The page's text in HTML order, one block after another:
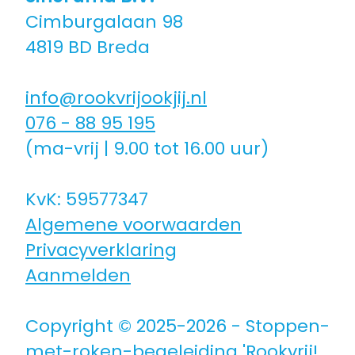
Coaching icm kinderwens | zwanger
Voor jongeren
Voor de zorg | bedrijven
Voor coaches
Cimburgalaan 98
4819 BD Breda
info@rookvrijookjij.nl
076 - 88 95 195
(ma-vrij | 9.00 tot 16.00 uur)
KvK: 59577347
Algemene voorwaarden
Privacyverklaring
Aanmelden
Copyright © 2025-2026 - Stoppen-